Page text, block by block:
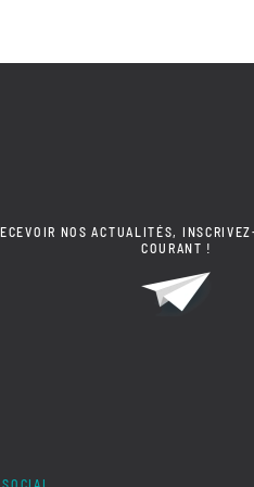
NOS ACTUALITÉS,
COURANT !